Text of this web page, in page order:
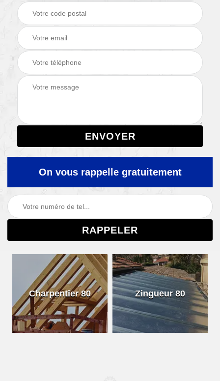
On vous rappelle gratuitement
Charpentier 80 Zingueur 80